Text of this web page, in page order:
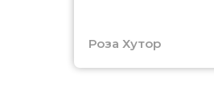
Роза Хутор